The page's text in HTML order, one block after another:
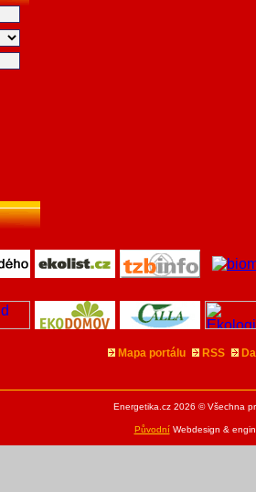
Mapa portálu RSS
Energetika.cz 2026 © Všechna
PůvodníWebdesign &